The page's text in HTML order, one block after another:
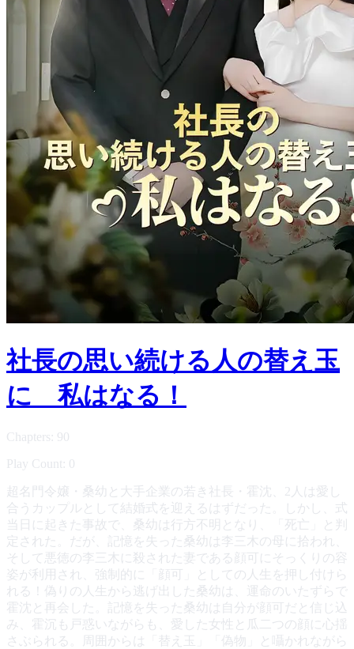
社長の思い続ける人の替え玉
に 私はなる！
Chapters: 90
Play Count: 0
超名門令嬢・桑幼と大手企業の若き社長・霍沈、2人は愛し
合うカップルとして結婚式を迎えるはずだった。しかし、式
当日に起きた事故で、桑幼は行方不明となり、「死亡」と判
定された。だが、記憶を失った桑幼は李三木の母に拾われ、
そして悪徳の李三木に殺された妻である顔可にそっくりの容
姿が利用され、強制的に「顔可」としての人生を押し付けら
れる！偽りの人生から逃げ出した桑幼は、運命のいたずらで
霍沈と再会した。記憶を失った桑幼は自分が顔可だと信じ込
み、霍沉も戸惑いながらも、愛した女性と瓜二つの顔に心揺
さぶられる。周囲からは「替え玉」「偽物」と囁かれながら